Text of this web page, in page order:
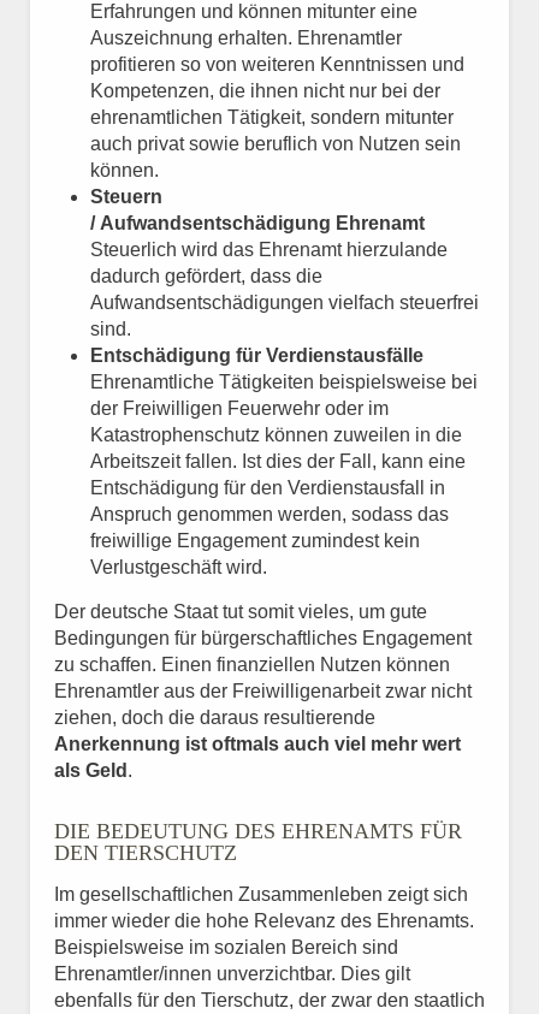
Erfahrungen und können mitunter eine
Auszeichnung erhalten. Ehrenamtler
profitieren so von weiteren Kenntnissen und
Kompetenzen, die ihnen nicht nur bei der
ehrenamtlichen Tätigkeit, sondern mitunter
auch privat sowie beruflich von Nutzen sein
können.
Steuern
/ Aufwandsentschädigung Ehrenamt
Steuerlich wird das Ehrenamt hierzulande
dadurch gefördert, dass die
Aufwandsentschädigungen vielfach steuerfrei
sind.
Entschädigung für Verdienstausfälle
Ehrenamtliche Tätigkeiten beispielsweise bei
der Freiwilligen Feuerwehr oder im
Katastrophenschutz können zuweilen in die
Arbeitszeit fallen. Ist dies der Fall, kann eine
Entschädigung für den Verdienstausfall in
Anspruch genommen werden, sodass das
freiwillige Engagement zumindest kein
Verlustgeschäft wird.
Der deutsche Staat tut somit vieles, um gute
Bedingungen für bürgerschaftliches Engagement
zu schaffen. Einen finanziellen Nutzen können
Ehrenamtler aus der Freiwilligenarbeit zwar nicht
ziehen, doch die daraus resultierende
Anerkennung ist oftmals auch viel mehr wert
als Geld .
DIE BEDEUTUNG DES EHRENAMTS FÜR
DEN TIERSCHUTZ
Im gesellschaftlichen Zusammenleben zeigt sich
immer wieder die hohe Relevanz des Ehrenamts.
Beispielsweise im sozialen Bereich sind
Ehrenamtler/innen unverzichtbar. Dies gilt
ebenfalls für den Tierschutz, der zwar den staatlich